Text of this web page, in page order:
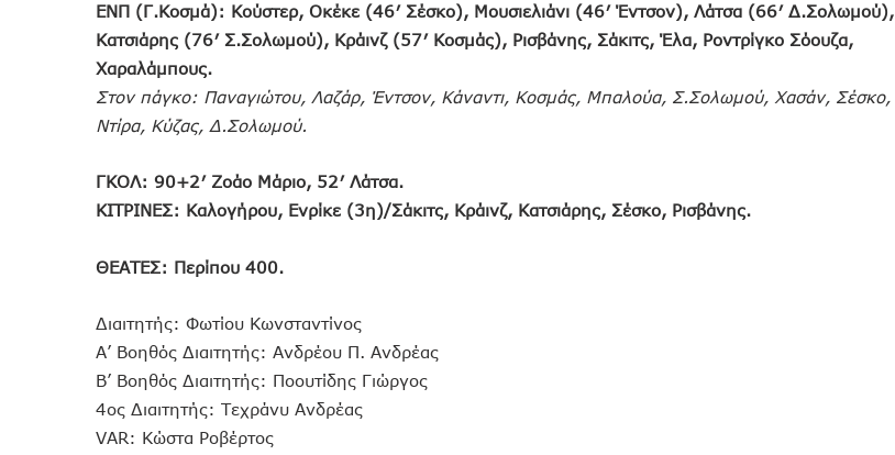
ΕΝΠ (Γ.Κοσμά): Κούστερ, Οκέκε (46′ Σέσκο), Μουσιελιάνι (46′ Έντσον), Λάτσα (66′ Δ.Σολωμού),
Κατσιάρης (76′ Σ.Σολωμού), Κράινζ (57′ Κοσμάς), Ρισβάνης, Σάκιτς, Έλα, Ροντρίγκο Σόουζα,
Χαραλάμπους.
Στον πάγκο: Παναγιώτου, Λαζάρ, Έντσον, Κάναντι, Κοσμάς, Μπαλούα, Σ.Σολωμού, Χασάν, Σέσκο,
Ντίρα, Κύζας, Δ.Σολωμού.
ΓΚΟΛ: 90+2′ Ζοάο Μάριο, 52′ Λάτσα.
ΚΙΤΡΙΝΕΣ: Καλογήρου, Ενρίκε (3η)/Σάκιτς, Κράινζ, Κατσιάρης, Σέσκο, Ρισβάνης.
ΘΕΑΤΕΣ: Περίπου 400.
Διαιτητής: Φωτίου Κωνσταντίνος
Α’ Βοηθός Διαιτητής: Ανδρέου Π. Ανδρέας
Β’ Βοηθός Διαιτητής: Ποουτίδης Γιώργος
4ος Διαιτητής: Τεχράνυ Ανδρέας
VAR: Κώστα Ροβέρτος